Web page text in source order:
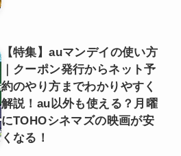
【特集】auマンデイの使い方
｜クーポン発行からネット予
約のやり方までわかりやすく
解説！au以外も使える？月曜
にTOHOシネマズの映画が安
くなる！